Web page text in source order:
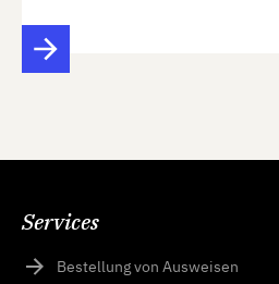
Services
Bestellung von Ausweisen